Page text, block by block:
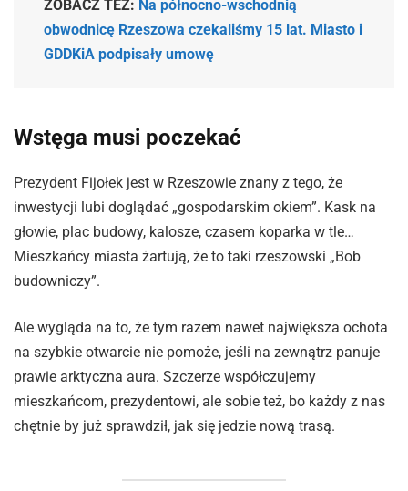
ZOBACZ TEŻ: Na północno-wschodnią
obwodnicę Rzeszowa czekaliśmy 15 lat. Miasto i
GDDKiA podpisały umowę
Wstęga musi poczekać
Prezydent Fijołek jest w Rzeszowie znany z tego, że
inwestycji lubi doglądać „gospodarskim okiem”. Kask na
głowie, plac budowy, kalosze, czasem koparka w tle…
Mieszkańcy miasta żartują, że to taki rzeszowski „Bob
budowniczy”.
Ale wygląda na to, że tym razem nawet największa ochota
na szybkie otwarcie nie pomoże, jeśli na zewnątrz panuje
prawie arktyczna aura. Szczerze współczujemy
mieszkańcom, prezydentowi, ale sobie też, bo każdy z nas
chętnie by już sprawdził, jak się jedzie nową trasą.